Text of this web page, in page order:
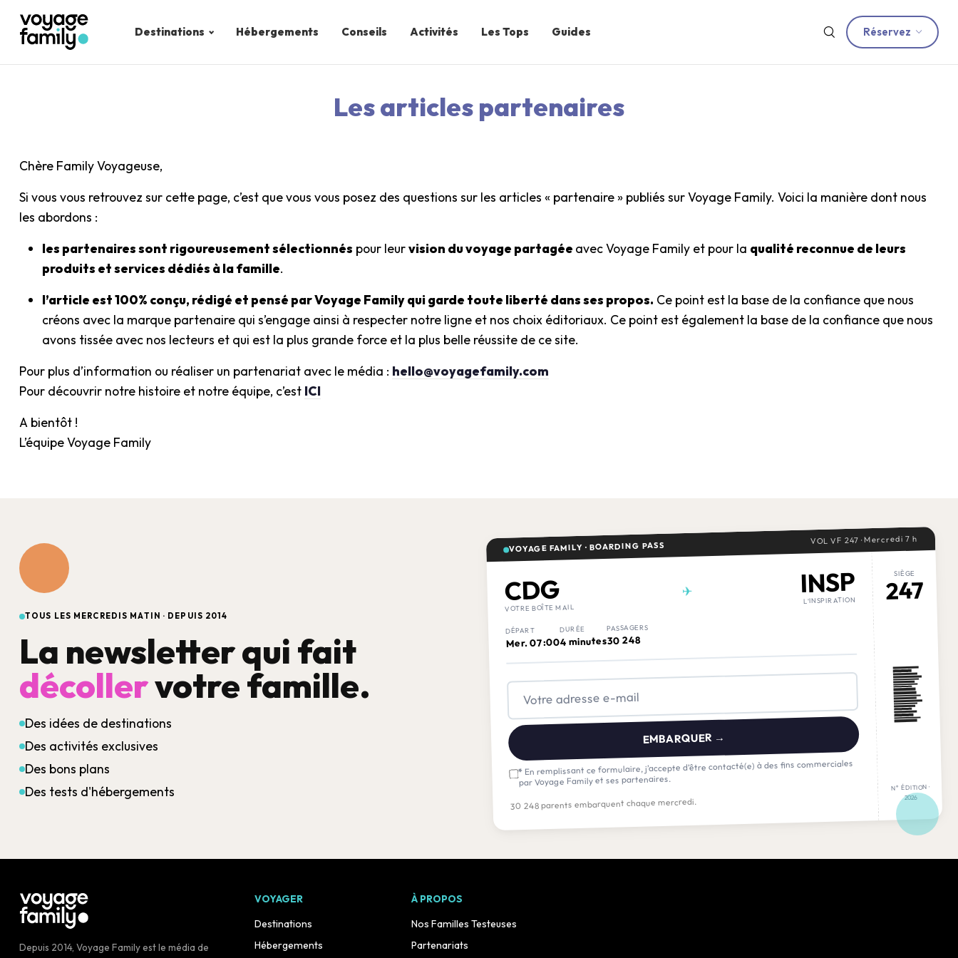
Destinations Hébergements Conseils Activités Les Tops Guides Réservez
Les articles partenaires
Chère Family Voyageuse,
Si vous vous retrouvez sur cette page, c’est que vous vous posez des questions sur les articles « partenaire » publiés sur Voyage Family. Voici la manière dont nous
les abordons :
les partenaires sont rigoureusement sélectionnés pour leurvision du voyage partagée avec Voyage Family et pour la qualité reconnue de leurs
produits et services dédiés à la famille.
l’article est 100% conçu, rédigé et pensé par Voyage Family qui garde toute liberté dans ses propos. Ce point est la base de la confiance que nous
créons avec la marque partenaire qui s’engage ainsi à respecter notre ligne et nos choix éditoriaux. Ce point est également la base de la confiance que nous
avons tissée avec nos lecteurs et qui est la plus grande force et la plus belle réussite de ce site.
Pour plus d’information ou réaliser un partenariat avec le média : hello@voyagefamily.com
Pour découvrir notre histoire et notre équipe, c’est ICI
A bientôt !
L’équipe Voyage Family
TOUS LES MERCREDIS MATIN · DEPUIS 2014
La newsletter qui fait
décollervotre famille.
Des idées de destinations
Des activités exclusives
Des bons plans
Des tests d'hébergements
VOYAGE FAMILY · BOARDING PASS
VOL VF 247 · Mercredi 7 h
CDG
VOTRE BOÎTE MAIL
✈ INSP
L'INSPIRATION
DÉPART
Mer. 07:00
DURÉE
4 minutes
PASSAGERS
30 248
EMBARQUER →
*En remplissant ce formulaire, j’accepte d’être contacté(e) à des fins commerciales
par Voyage Family et ses partenaires.
30 248 parents embarquent chaque mercredi.
SIÈGE
247
N° ÉDITION ·
2026
Depuis 2014, Voyage Family est le média de
VOYAGER
Destinations
Hébergements
À PROPOS
Nos Familles Testeuses
Partenariats